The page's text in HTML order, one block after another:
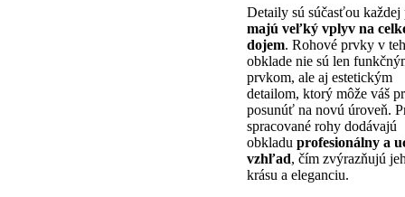
Detaily sú súčasťou každej
majú veľký vplyv na
dojem. Rohové prvky v
obklade nie sú len
prvkom, ale aj estetickým
detailom, ktorý môže váš
posunúť na novú úroveň.
spracované rohy dodávajú
obkladu profesionálny a
vzhľad, čím zvýrazňujú
krásu a eleganciu.